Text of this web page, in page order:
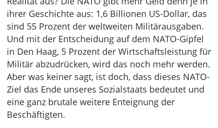
ihrer Geschichte aus: 1,6 Billionen US-Dollar, das
sind 55 Prozent der weltweiten Militärausgaben.
Und mit der Entscheidung auf dem NATO-Gipfel
in Den Haag, 5 Prozent der Wirtschaftsleistung für
Militär abzudrücken, wird das noch mehr werden.
Aber was keiner sagt, ist doch, dass dieses NATO-
Ziel das Ende unseres Sozialstaats bedeutet und
eine ganz brutale weitere Enteignung der
Beschäftigten.